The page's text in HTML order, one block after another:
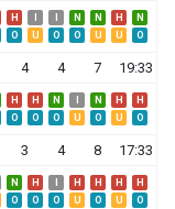
H N N H
N
O U O O U U O
4 4 7 19:33
H H N N H
H
O O O U O U O
3 4 8 17:33
N H H H H
H
O O O U O U O